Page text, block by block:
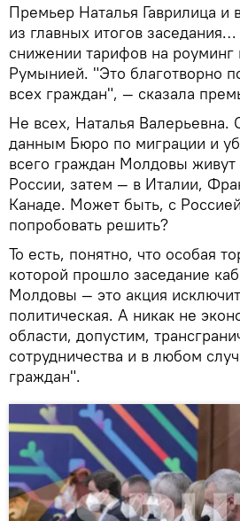
Премьер Наталья Гаврилица и
из главных итогов
снижении тарифов на
Румынией. "Это благотворно
всех граждан", — сказала
Не всех, Наталья Валерьевна.
данным Бюро по миграции и
всего граждан Молдовы живут
России, затем — в Италии,
Канаде. Может быть, с
попробовать решить?
То есть, понятно, что особая
которой прошло заседание
Молдовы — это акция
политическая. А никак не
области, допустим,
сотрудничества и в любом
граждан".